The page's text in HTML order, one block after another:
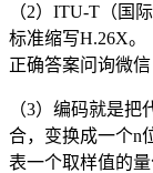
（2）ITU-T（国
标准缩写H.26X。
正确答案问询微信
（3）编码就是
合，变换成一个n
表一个取样值的量